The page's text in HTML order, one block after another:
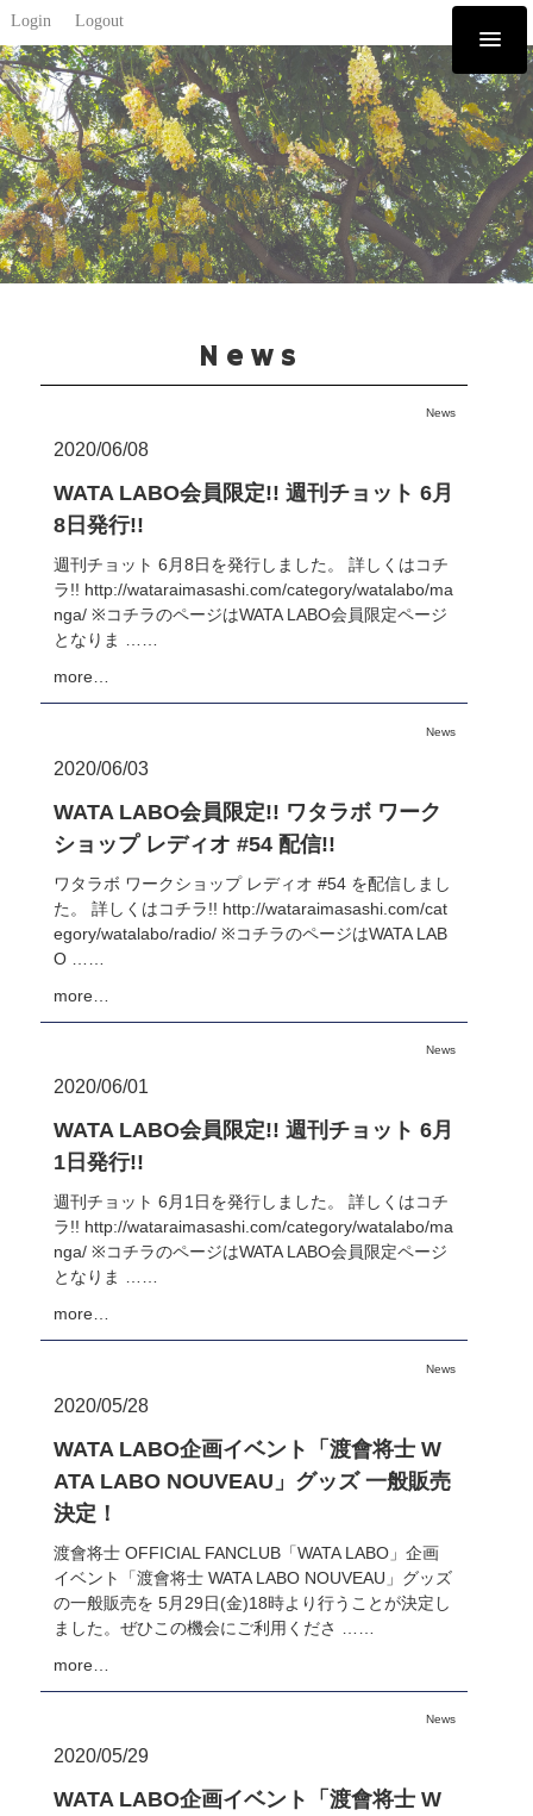
Login Logout
News
News
2020/06/08
WATA LABO会員限定!! 週刊チョット 6月
8日発行!!
週刊チョット 6月8日を発行しました。 詳しくはコチ
ラ!! http://wataraimasashi.com/category/watalabo/ma
nga/ ※コチラのページはWATA LABO会員限定ページ
となりま ……
more…
News
2020/06/03
WATA LABO会員限定!! ワタラボ ワーク
ショップ レディオ #54 配信!!
ワタラボ ワークショップ レディオ #54 を配信しまし
た。 詳しくはコチラ!! http://wataraimasashi.com/cat
egory/watalabo/radio/ ※コチラのページはWATA LAB
O ……
more…
News
2020/06/01
WATA LABO会員限定!! 週刊チョット 6月
1日発行!!
週刊チョット 6月1日を発行しました。 詳しくはコチ
ラ!! http://wataraimasashi.com/category/watalabo/ma
nga/ ※コチラのページはWATA LABO会員限定ページ
となりま ……
more…
News
2020/05/28
WATA LABO企画イベント「渡會将士 W
ATA LABO NOUVEAU」グッズ 一般販売
決定！
渡會将士 OFFICIAL FANCLUB「WATA LABO」企画
イベント「渡會将士 WATA LABO NOUVEAU」グッズ
の一般販売を 5月29日(金)18時より行うことが決定し
ました。ぜひこの機会にご利用くださ ……
more…
News
2020/05/29
WATA LABO企画イベント「渡會将士 W